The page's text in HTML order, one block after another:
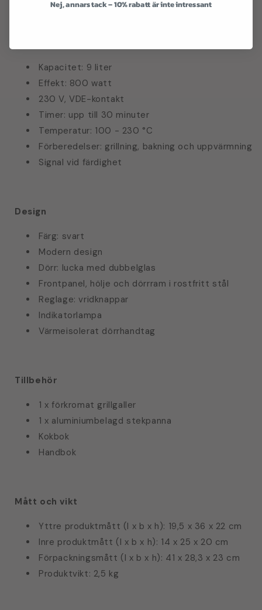
Kapacitet: 9 liter
Effekt: 800 watt
230 V, VDE-kontakt
Timer: upp till 30 minuter
Temperatur: 100 - 230 °C
Förberedelser: grillning, bakning och uppvärmning
Signal vid färdighet
Design
Färg: svart
Modern design
Dörr: lucka med dubbelglas
Frontpanel, hölje och dörrram i rostfritt stål
Reglage: vridknappar
Indikatorlampa
Värmeisolerat dörrhandtag
Tillbehör
1 x förkromat grillgaller
1 x aluminiumbelagd stekpanna
Kokbok
Handbok
Mått och vikt
Yttre produktmått (l x b x h): 19,5 x 36 x 22 cm
Inre produktmått (l x b x h): 14 x 25 x 20 cm
Förpackningsmått (l x b x h): 41 x 28,3 x 23 cm
Produktvikt: 2,5 kg
Nej, annars tack – 10% rabatt är inte intressant